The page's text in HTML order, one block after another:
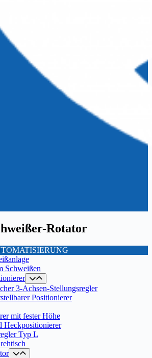
Rotator
Schweißen
3-Achsen-Stellungsregler
Positionierer
mit fester Höhe
Heckpositionierer
Typ L